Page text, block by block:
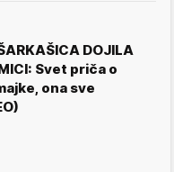
DOJILA
Svet priča o
ona sve